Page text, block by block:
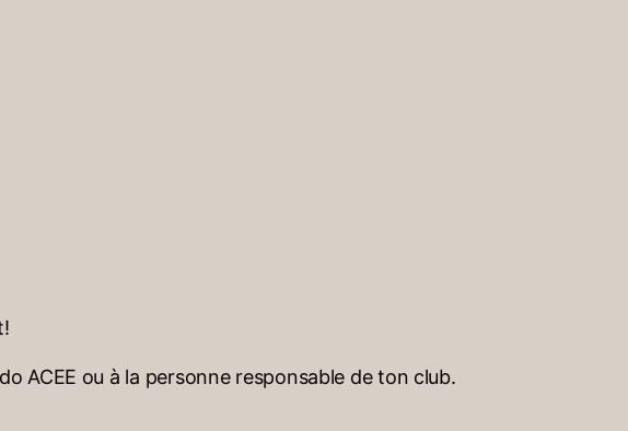
ACEE ou à la personne responsable de ton club.